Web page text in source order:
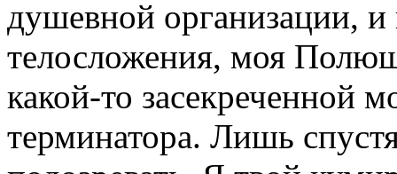
душевной организации, и
телосложения, моя
какой-то засекреченной
терминатора. Лишь